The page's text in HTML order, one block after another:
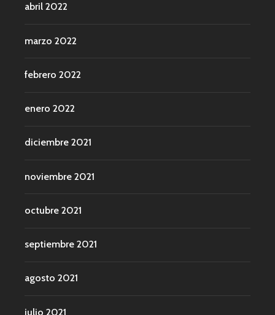
abril 2022
marzo 2022
febrero 2022
enero 2022
diciembre 2021
noviembre 2021
octubre 2021
septiembre 2021
agosto 2021
julio 2021